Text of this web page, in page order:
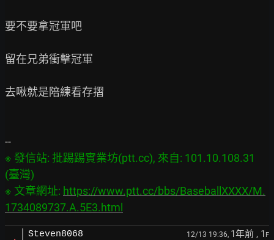
要不要拿冠軍吧
留在兄弟衝擊冠軍
去啾就是陪練看存摺
※ 發信站: 批踢踢實業坊(ptt.cc), 來自: 101.10.108.31
(臺灣)
※ 文章網址: https://www.ptt.cc/bbs/BaseballXXXX/M.
1734089737.A.5E3.html
Steven8068 12/13 19:36, 1年前 , 1 F